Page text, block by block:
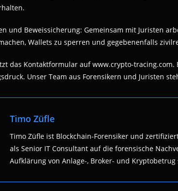
und Beweissicherung: Gemeinsam mit Juristen
Wallets zu sperren und gegebenenfalls
das Kontaktformular auf www.crypto-
Unser Team aus Forensikern und Juristen
Timo Züfle
Timo Züfle ist Blockchain-Forensiker und
als Senior IT Consultant auf die forensische
Aufklärung von Anlage-, Broker- und